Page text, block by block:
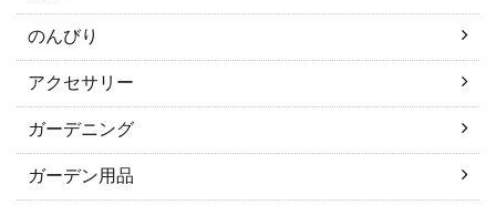
のんびり
アクセサリー
ガーデニング
ガーデン用品